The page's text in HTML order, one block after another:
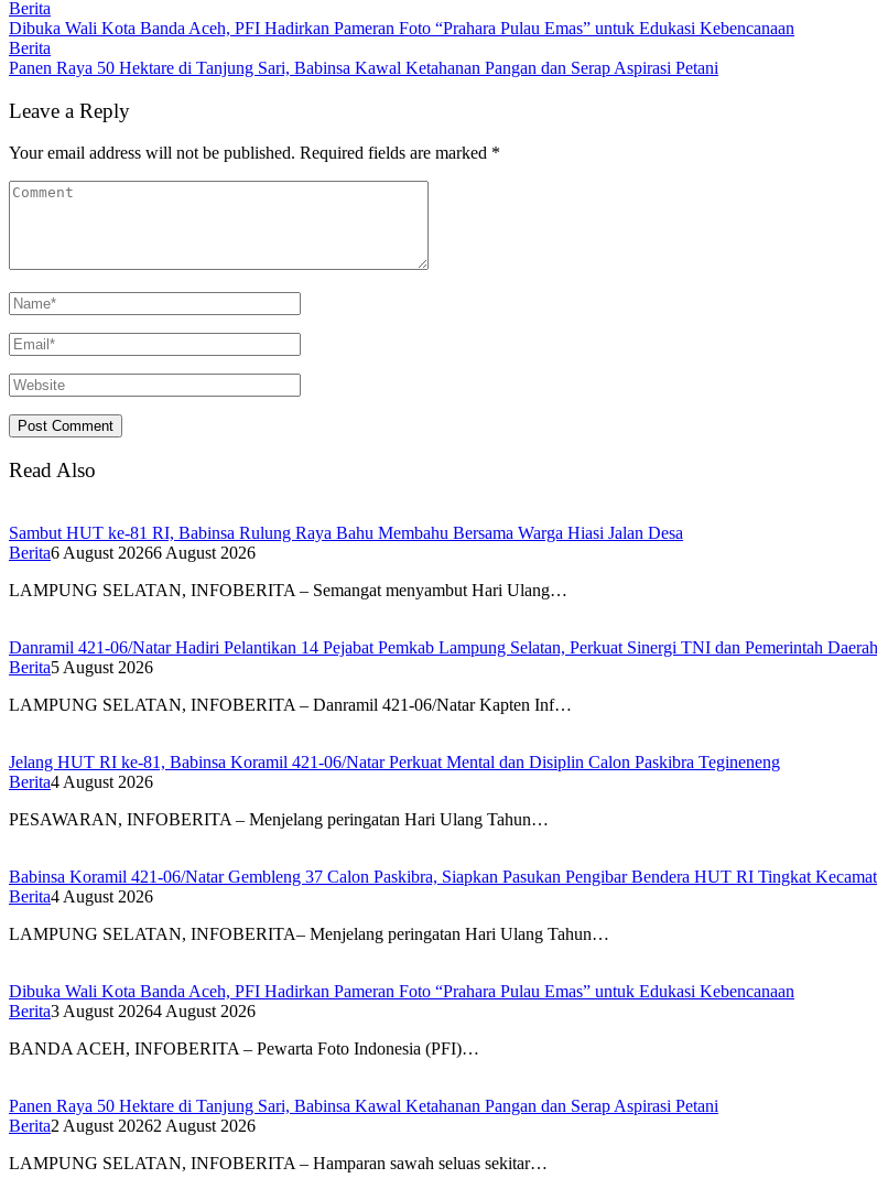
Berita
Dibuka Wali Kota Banda Aceh, PFI Hadirkan Pameran Foto “Prahara Pulau Emas” untuk Edukasi Kebencanaan
Berita
Panen Raya 50 Hektare di Tanjung Sari, Babinsa Kawal Ketahanan Pangan dan Serap Aspirasi Petani
Leave a Reply
Your email address will not be published. Required fields are marked *
Read Also
Sambut HUT ke-81 RI, Babinsa Rulung Raya Bahu Membahu Bersama Warga Hiasi Jalan Desa
Berita6 August 20266 August 2026
LAMPUNG SELATAN, INFOBERITA – Semangat menyambut Hari Ulang…
Danramil 421-06/Natar Hadiri Pelantikan 14 Pejabat Pemkab Lampung Selatan, Perkuat Sinergi TNI dan Pemerintah Daerah
Berita5 August 2026
LAMPUNG SELATAN, INFOBERITA – Danramil 421-06/Natar Kapten Inf…
Jelang HUT RI ke-81, Babinsa Koramil 421-06/Natar Perkuat Mental dan Disiplin Calon Paskibra Tegineneng
Berita4 August 2026
PESAWARAN, INFOBERITA – Menjelang peringatan Hari Ulang Tahun…
Babinsa Koramil 421-06/Natar Gembleng 37 Calon Paskibra, Siapkan Pasukan Pengibar Bendera HUT RI Tingkat
Berita4 August 2026
LAMPUNG SELATAN, INFOBERITA– Menjelang peringatan Hari Ulang Tahun…
Dibuka Wali Kota Banda Aceh, PFI Hadirkan Pameran Foto “Prahara Pulau Emas” untuk Edukasi Kebencanaan
Berita3 August 20264 August 2026
BANDA ACEH, INFOBERITA – Pewarta Foto Indonesia (PFI)…
Panen Raya 50 Hektare di Tanjung Sari, Babinsa Kawal Ketahanan Pangan dan Serap Aspirasi Petani
Berita2 August 20262 August 2026
LAMPUNG SELATAN, INFOBERITA – Hamparan sawah seluas sekitar…